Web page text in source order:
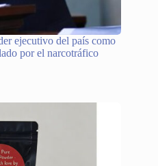
ejecutivo del país como
por el narcotráfico